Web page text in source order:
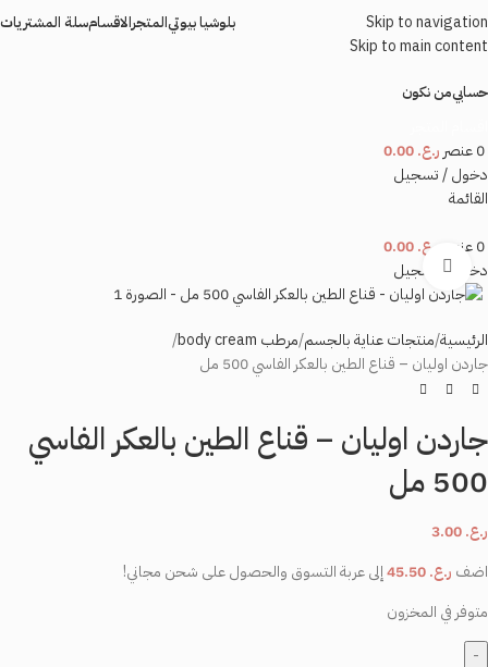
Skip to navigation
Skip to main content
بلوشيا بيوتيالمتجرالاقسامسلة المشتريات
حسابيمن نكون
0عنصر ر.ع.
دخول / تسجيل
القائمة
0عنصر ر.ع.
دخول / تسجيلاضغط للتكبير
الرئيسية منتجات عناية بالجسم مرطب body cream
جاردن اوليان – قناع الطين بالعكر الفاسي 500 مل
جاردن اوليان – قناع الطين بالعكر الفاسي
500 مل
ر.ع.
اضف ر.ع.
إلى عربة التسوق والحصول على شحن مجاني!
متوفر في المخزون